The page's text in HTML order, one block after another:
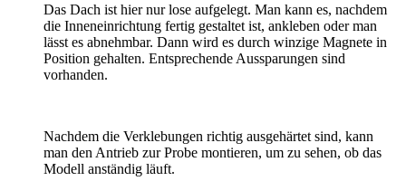
Das Dach ist hier nur lose aufgelegt. Man kann es, nachdem
die Inneneinrichtung fertig gestaltet ist, ankleben oder man
lässt es abnehmbar. Dann wird es durch winzige Magnete in
Position gehalten. Entsprechende Aussparungen sind
vorhanden.
Nachdem die Verklebungen richtig ausgehärtet sind, kann
man den Antrieb zur Probe montieren, um zu sehen, ob das
Modell anständig läuft.